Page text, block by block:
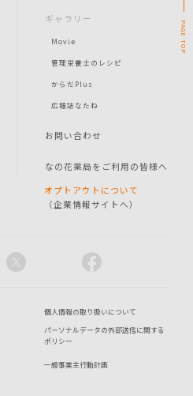
ギャラリー
Movie
管理栄養士のレシピ
からだPlus
広報誌なたね
お問い合わせ
なの花薬局をご利用の皆様へ
オプトアウトについて
（企業情報サイトへ）
個人情報の取り扱いについて
パーソナルデータの外部送信に関する
ポリシー
一般事業主行動計画
PAGE
TOP